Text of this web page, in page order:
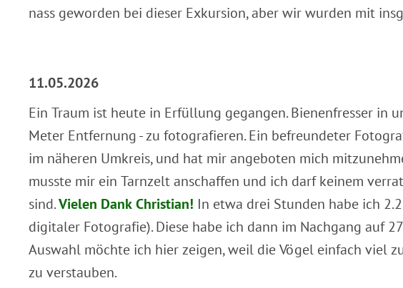
nass geworden bei dieser Exkursion, aber wir wurden mit
11.05.2026
Ein Traum ist heute in Erfüllung gegangen. Bienenfresser in
Meter Entfernung - zu fotografieren. Ein befreundeter
im näheren Umkreis, und hat mir angeboten mich
musste mir ein Tarnzelt anschaffen und ich darf keinem
sind.Vielen Dank Christian! In etwa drei Stunden habe ich
digitaler Fotografie). Diese habe ich dann im Nachgang auf
Auswahl möchte ich hier zeigen, weil die Vögel einfach viel
zu verstauben.